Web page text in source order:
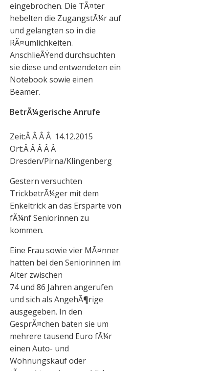
eingebrochen. Die TÃ¤ter
hebelten die ZugangstÃ¼r auf
und gelangten so in die
RÃ¤umlichkeiten.
AnschlieÃŸend durchsuchten
sie diese und entwendeten ein
Notebook sowie einen
Beamer.
BetrÃ¼gerische Anrufe
Zeit:Â Â Â Â 14.12.2015
Ort:Â Â Â Â Â
Dresden/Pirna/Klingenberg
Gestern versuchten
TrickbetrÃ¼ger mit dem
Enkeltrick an das Ersparte von
fÃ¼nf Seniorinnen zu
kommen.
Eine Frau sowie vier MÃ¤nner
hatten bei den Seniorinnen im
Alter zwischen
74 und 86 Jahren angerufen
und sich als AngehÃ¶rige
ausgegeben. In den
GesprÃ¤chen baten sie um
mehrere tausend Euro fÃ¼r
einen Auto- und
Wohnungskauf oder